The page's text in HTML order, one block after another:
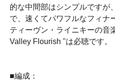
的な中間部はシンプルですが
で、速くてパワフルなフィナ
ティーヴン・ライニキーの音
Valley Flourish "は必聴です。
■編成：